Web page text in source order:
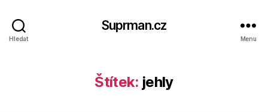
Hledat
Suprman.cz
Menu
Štítek: jehly